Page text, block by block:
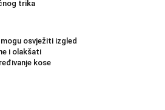
trika
osvježiti izgled
i olakšati
kose